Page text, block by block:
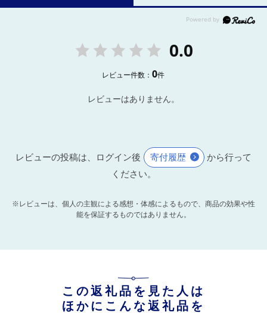
0.0
レビュー件数：0件
レビューはありません。
レビューの投稿は、ログイン後 寄付履歴
から行って
ください。
※レビューは、個人の主観による感想・体感によるもので、商品の効果や性
能を保証するものではありません。
この返礼品を見た人は
ほかにこんな返礼品を